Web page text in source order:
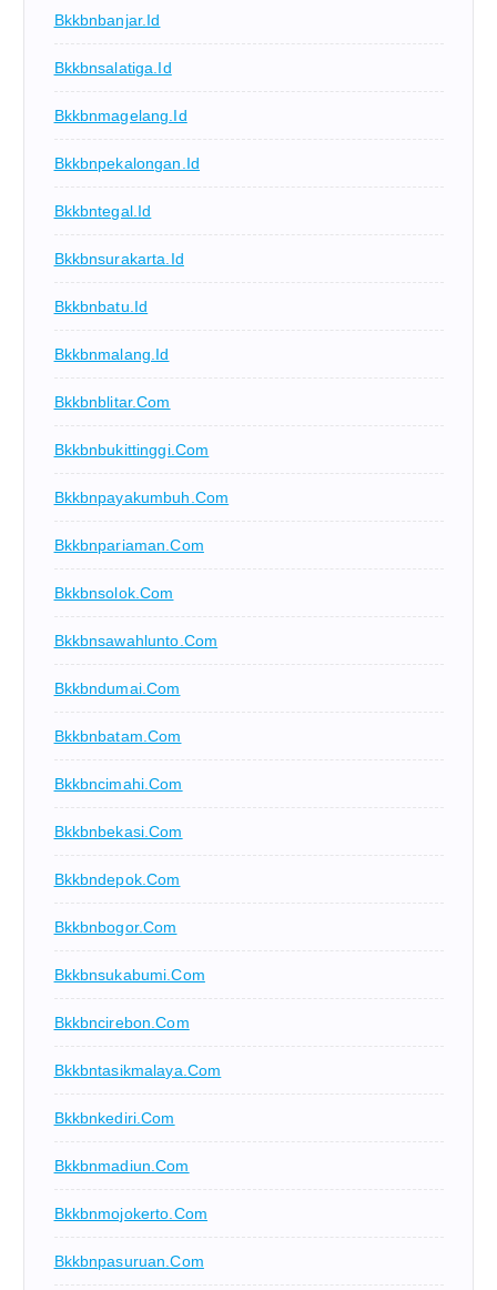
Bkkbnbanjar.id
Bkkbnsalatiga.id
Bkkbnmagelang.id
Bkkbnpekalongan.id
Bkkbntegal.id
Bkkbnsurakarta.id
Bkkbnbatu.id
Bkkbnmalang.id
Bkkbnblitar.com
Bkkbnbukittinggi.com
Bkkbnpayakumbuh.com
Bkkbnpariaman.com
Bkkbnsolok.com
Bkkbnsawahlunto.com
Bkkbndumai.com
Bkkbnbatam.com
Bkkbncimahi.com
Bkkbnbekasi.com
Bkkbndepok.com
Bkkbnbogor.com
Bkkbnsukabumi.com
Bkkbncirebon.com
Bkkbntasikmalaya.com
Bkkbnkediri.com
Bkkbnmadiun.com
Bkkbnmojokerto.com
Bkkbnpasuruan.com